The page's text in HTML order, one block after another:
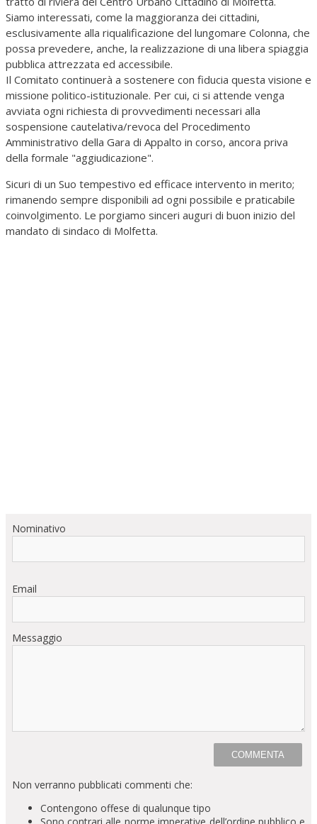
Siamo interessati, come la maggioranza dei cittadini,
esclusivamente alla riqualificazione del lungomare Colonna, che
possa prevedere, anche, la realizzazione di una libera spiaggia
pubblica attrezzata ed accessibile.
Il Comitato continuerà a sostenere con fiducia questa visione e
missione politico-istituzionale. Per cui, ci si attende venga
avviata ogni richiesta di provvedimenti necessari alla
sospensione cautelativa/revoca del Procedimento
Amministrativo della Gara di Appalto in corso, ancora priva
della formale "aggiudicazione".
Sicuri di un Suo tempestivo ed efficace intervento in merito;
rimanendo sempre disponibili ad ogni possibile e praticabile
coinvolgimento. Le porgiamo sinceri auguri di buon inizio del
mandato di sindaco di Molfetta.
Nominativo
Email
Messaggio
Non verranno pubblicati commenti che:
Contengono offese di qualunque tipo
Sono contrari alle norme imperative dell’ordine pubblico e